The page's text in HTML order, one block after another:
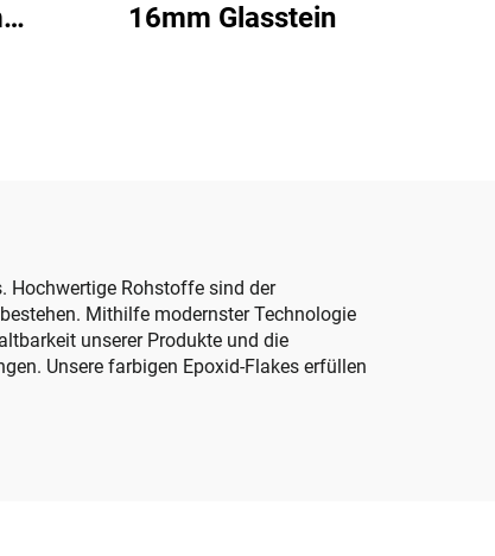
16mm Glasstein
Hochwertige Rohstoffe sind der
Mithilfe modernster Technologie
unserer Produkte und die
Unsere farbigen Epoxid-Flakes erfüllen